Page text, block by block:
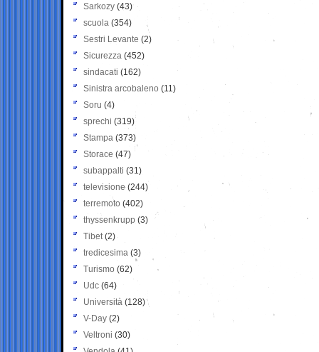
Sarkozy (43)
scuola (354)
Sestri Levante (2)
Sicurezza (452)
sindacati (162)
Sinistra arcobaleno (11)
Soru (4)
sprechi (319)
Stampa (373)
Storace (47)
subappalti (31)
televisione(244)
terremoto (402)
thyssenkrupp (3)
Tibet(2)
tredicesima (3)
Turismo (62)
Udc (64)
Università (128)
V-Day (2)
Veltroni (30)